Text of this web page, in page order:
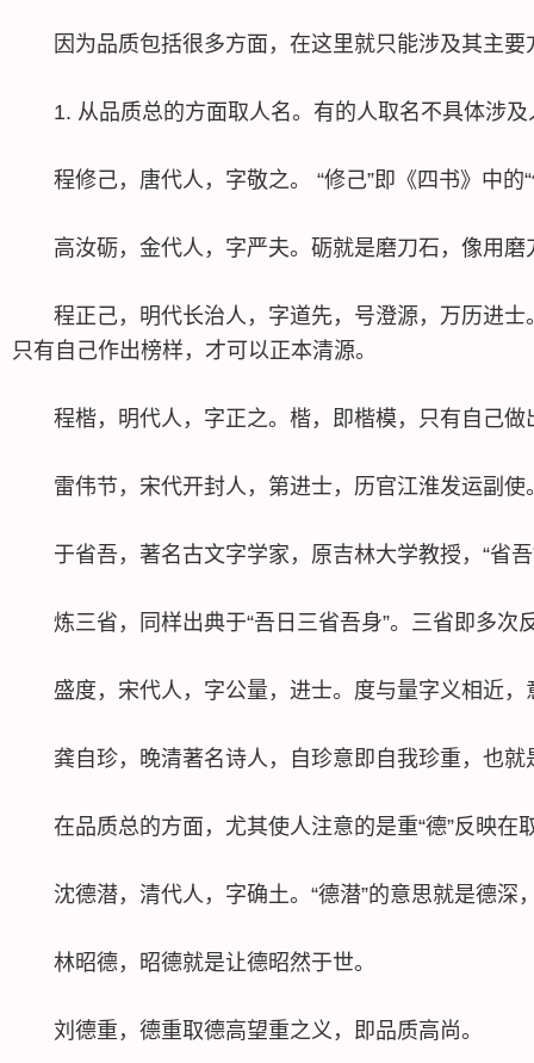
因为品质包括很多方面，在这里就只能涉及其主要
1. 从品质总的方面取人名。有的人取名不具体涉及
程修己，唐代人，字敬之。 “修己”即《四书》中的
高汝砺，金代人，字严夫。砺就是磨刀石，像用磨
程正己，明代长治人，字道先，号澄源，万历进士
只有自己作出榜样，才可以正本清源。
程楷，明代人，字正之。楷，即楷模，只有自己做
雷伟节，宋代开封人，第进士，历官江淮发运副使
于省吾，著名古文字学家，原吉林大学教授，“省吾
炼三省，同样出典于“吾日三省吾身”。三省即多次
盛度，宋代人，字公量，进士。度与量字义相近，
龚自珍，晚清著名诗人，自珍意即自我珍重，也就
在品质总的方面，尤其使人注意的是重“德”反映在
沈德潜，清代人，字确土。“德潜”的意思就是德深
林昭德，昭德就是让德昭然于世。
刘德重，德重取德高望重之义，即品质高尚。